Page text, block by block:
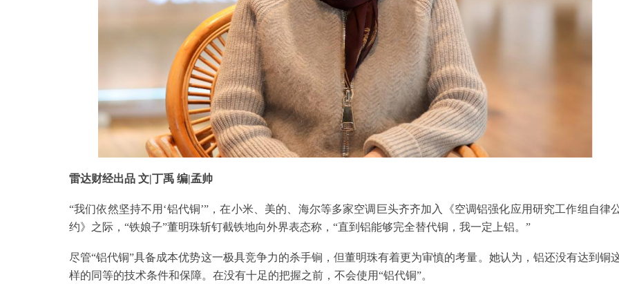
雷达财经出品 文|丁禹 编|孟帅
“我们依然坚持不用‘铝代铜’”，在小米、美的、海尔等多家空调巨头齐齐加入《空调铝强化应用研究工作组自律
约》之际，“铁娘子”董明珠斩钉截铁地向外界表态称，“直到铝能够完全替代铜，我一定上铝。”
尽管“铝代铜”具备成本优势这一极具竞争力的杀手锏，但董明珠有着更为审慎的考量。她认为，铝还没有达到铜
样的同等的技术条件和保障。在没有十足的把握之前，不会使用“铝代铜”。